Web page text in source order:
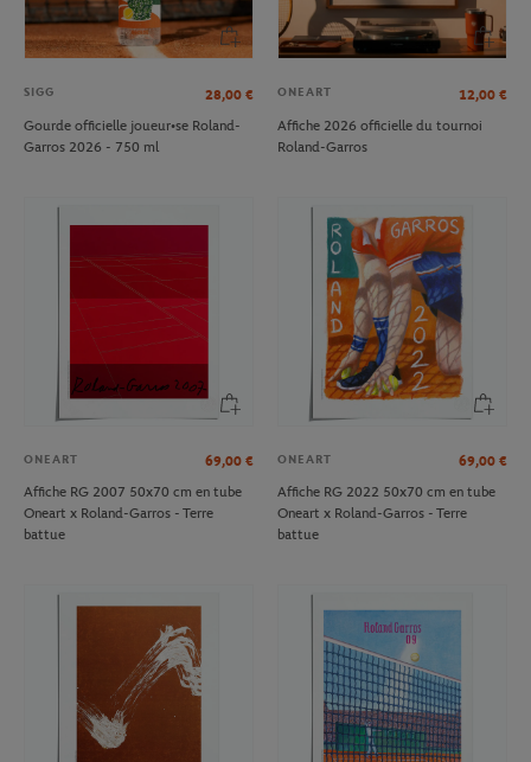
SIGG 28,00 €
Gourde officielle joueur•se Roland-
Garros 2026 - 750 ml
ONEART 12,00 €
Affiche 2026 officielle du tournoi
Roland-Garros
ONEART 69,00 €
Affiche RG 2007 50x70 cm en tube
Oneart x Roland-Garros - Terre
battue
ONEART 69,00 €
Affiche RG 2022 50x70 cm en tube
Oneart x Roland-Garros - Terre
battue